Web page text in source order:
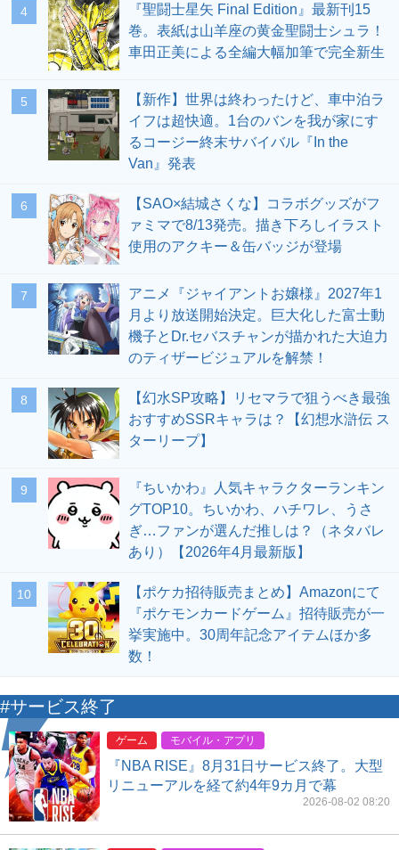
4
『聖闘士星矢 Final Edition』最新刊15
巻。表紙は山羊座の黄金聖闘士シュラ！
車田正美による全編大幅加筆で完全新生
5
【新作】世界は終わったけど、車中泊ラ
イフは超快適。1台のバンを我が家にす
るコージー終末サバイバル『In the
Van』発表
6
【SAO×結城さくな】コラボグッズがフ
ァミマで8/13発売。描き下ろしイラスト
使用のアクキー＆缶バッジが登場
7
アニメ『ジャイアントお嬢様』2027年1
月より放送開始決定。巨大化した富士動
機子とDr.セバスチャンが描かれた大迫力
のティザービジュアルを解禁！
8
【幻水SP攻略】リセマラで狙うべき最強
おすすめSSRキャラは？【幻想水滸伝 ス
ターリープ】
9
『ちいかわ』人気キャラクターランキン
グTOP10。ちいかわ、ハチワレ、うさ
ぎ…ファンが選んだ推しは？（ネタバレ
あり）【2026年4月最新版】
10
【ポケカ招待販売まとめ】Amazonにて
『ポケモンカードゲーム』招待販売が一
挙実施中。30周年記念アイテムほか多
数！
#サービス終了
ゲーム モバイル・アプリ
『NBA RISE』8月31日サービス終了。大型
リニューアルを経て約4年9カ月で幕
2026-08-02 08:20